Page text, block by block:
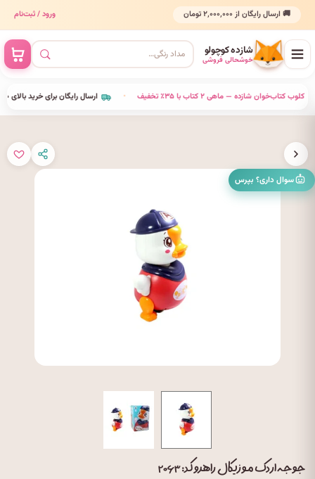
🚚 ارسال رایگان از ۲٬۰۰۰٬۰۰۰ تومان ورود / ثبت‌نام
شازده کوچولو
خوشحالی فروشی
ارسال رایگان برای خرید بالای • کلوب کتاب‌خوان شازده — ماهی ۲ کتاب با ۳۵٪ تخفیف
سوال داری؟ بپرس
جوجه اردک موزیکال راهرو کد: ۲۰۶۳